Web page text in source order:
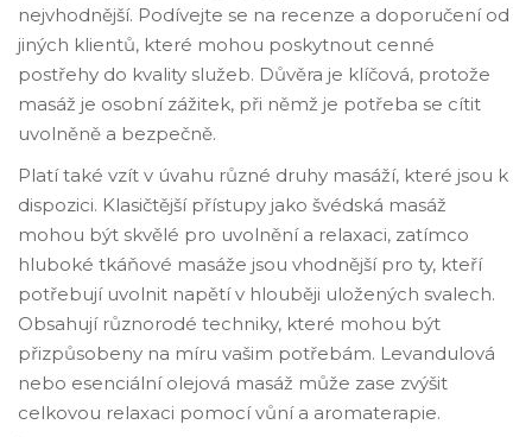
nejvhodnější. Podívejte se na recenze a doporučení od
jiných klientů, které mohou poskytnout cenné
postřehy do kvality služeb. Důvěra je klíčová, protože
masáž je osobní zážitek, při němž je potřeba se cítit
uvolněně a bezpečně.
Platí také vzít v úvahu různé druhy masáží, které jsou k
dispozici. Klasičtější přístupy jako švédská masáž
mohou být skvělé pro uvolnění a relaxaci, zatímco
hluboké tkáňové masáže jsou vhodnější pro ty, kteří
potřebují uvolnit napětí v hlouběji uložených svalech.
Obsahují různorodé techniky, které mohou být
přizpůsobeny na míru vašim potřebám. Levandulová
nebo esenciální olejová masáž může zase zvýšit
celkovou relaxaci pomocí vůní a aromaterapie.